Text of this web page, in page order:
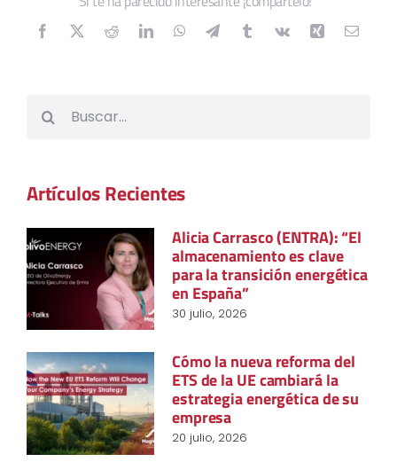
Artículos Recientes
Alicia Carrasco (ENTRA): “El
almacenamiento es clave
para la transición energética
en España”
30 julio, 2026
Cómo la nueva reforma del
ETS de la UE cambiará la
estrategia energética de su
empresa
20 julio, 2026